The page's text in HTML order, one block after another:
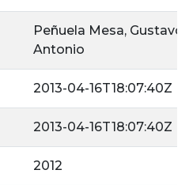
Peñuela Mesa, Gustavo
Antonio
2013-04-16T18:07:40Z
2013-04-16T18:07:40Z
2012